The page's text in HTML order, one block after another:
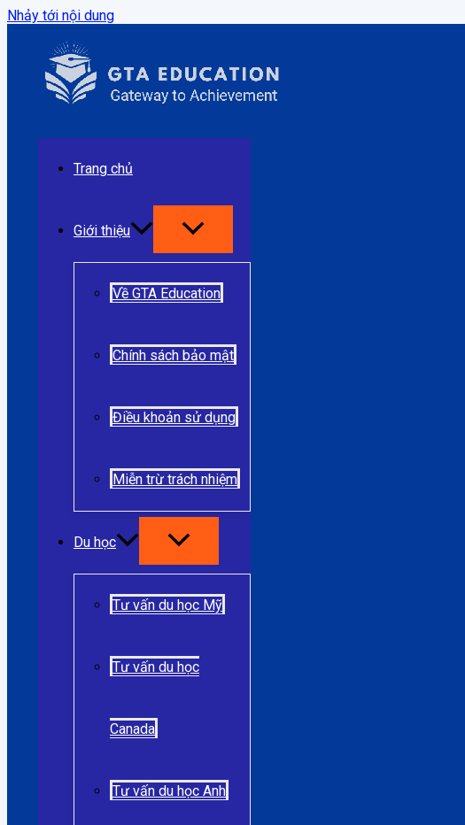
Nhảy tới nội dung
Trang chủ
Giới thiệu
Về GTA Education
Chính sách bảo mật
Điều khoản sử dụng
Miễn trừ trách nhiệm
Du học
Tư vấn du học Mỹ
Tư vấn du học
Canada
Tư vấn du học Anh